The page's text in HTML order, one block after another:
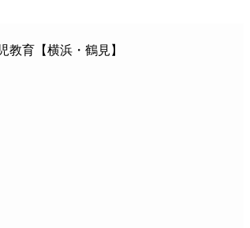
育【横浜・鶴見】